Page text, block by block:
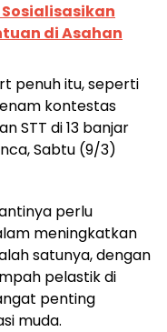
Sosialisasikan
di Asahan
penuh itu, seperti
kontestas
STT di 13 banjar
Sabtu (9/3)
perlu
meningkatkan
satunya, dengan
pelastik di
penting
muda.